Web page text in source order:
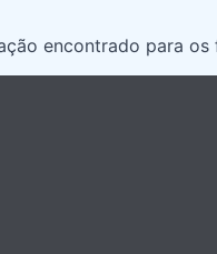
encontrado para